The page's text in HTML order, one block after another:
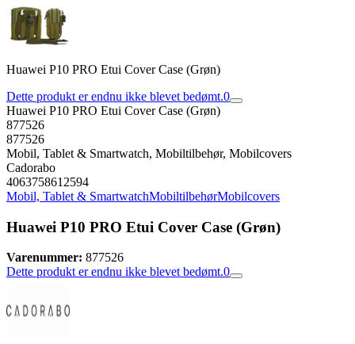
Huawei P10 PRO Etui Cover Case (Grøn)
Dette produkt er endnu ikke blevet bedømt.0
Huawei P10 PRO Etui Cover Case (Grøn)
877526
877526
Mobil, Tablet & Smartwatch, Mobiltilbehør, Mobilcovers
Cadorabo
4063758612594
Mobil, Tablet & SmartwatchMobiltilbehørMobilcovers
Huawei P10 PRO Etui Cover Case (Grøn)
Varenummer: 877526
Dette produkt er endnu ikke blevet bedømt.0